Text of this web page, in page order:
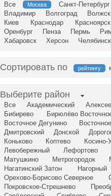
Все Москва Санкт-Петербург
Владимир
Волгоград
Киев
Краснодар Красноярск
Оренбург
Пенза Пермь
Хабаровск
Херсон Челябинск
Сортировать по рейтингу
Выберите район
Все Академический
Бибирево
Бирюлёво
Восточное Дегунино
Дмитровский
Донской
Коньково
Коптево Косино-
Левобережный
Лефортово
Матушкино
Метрогородок
Нагатинский Затон
Нагорный
Орехово-Борисово Северное
Покровское-Стрешнево